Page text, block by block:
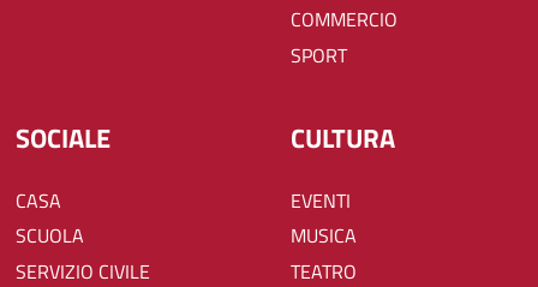
COMMERCIO
SPORT
SOCIALE
CASA
SCUOLA
SERVIZIO CIVILE
CULTURA
EVENTI
MUSICA
TEATRO